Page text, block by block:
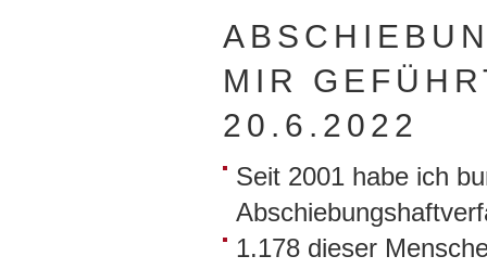
MIR
20.6.2022
Seit 2001 habe ich
1.178 dieser